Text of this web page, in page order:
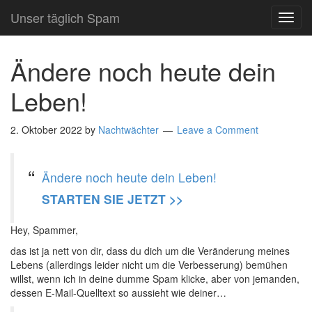
Unser täglich Spam
Ändere noch heute dein
Leben!
2. Oktober 2022 by Nachtwächter Leave a Comment
Ändere noch heute dein Leben!
STARTEN SIE JETZT >>
Hey, Spammer,
das ist ja nett von dir, dass du dich um die Veränderung meines
Lebens (allerdings leider nicht um die Verbesserung) bemühen
willst, wenn ich in deine dumme Spam klicke, aber von jemanden,
dessen E-Mail-Quelltext so aussieht wie deiner…